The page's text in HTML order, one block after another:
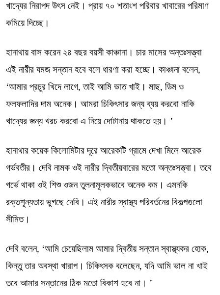
খাদ্যের নিরাপদ উৎস নেই। প্রায় ৭০ শতাংশ পরিবার খাবারের পরিমাণ
কমিয়ে দিচ্ছে।
হানাথায় বাস করেন ২৪ বছর বয়সী কাঞ্চানা। চার মাসের অন্তঃসত্ত্বা
এই নারীর যমজ সন্তান হবে বলে ধারণা করা হচ্ছে। কাঞ্চানা বলেন,
‘আমার প্রচুর খিদে লাগে, তাই আমি ভাত খাই। মাছ, ডিম ও
ফলফলাদির দাম অনেক। আমরা চিকিৎসার জন্য ব্যয় করবো নাকি
খাদ্যের জন্য খরচ করবো এ নিয়ে দোটানায় থাকতে হয়। ’
হানাথার কয়েক কিলোমিটার দূরে আরেকটি গ্রামে দেখা মিলে আরেক
গর্ভবতীর। দেবি নামক ওই নারীর দ্বিতীয়বারের মতো অন্তঃসত্ত্বা। তবে
গর্ভে থাকা ওই শিশু ওজন তুলনামূলকভাবে অনেক কম। এমনকি
রক্তশূন্যতায় ভুগছে দেবি। এই নারীর স্বাস্থ্য পরিবর্তনের বিকল্পগুলো
সীমিত।
দেবি বলেন, ‘আমি চেয়েছিলাম আমার দ্বিতীয় সন্তান স্বাস্থ্যকর হোক,
কিন্তু তার অবস্থা খারাপ। চিকিৎসক বলেছেন, যদি আমি ভাল না খাই
তবে আমার সন্তানের ঠিক মতো বিকাশ হবে না। ’